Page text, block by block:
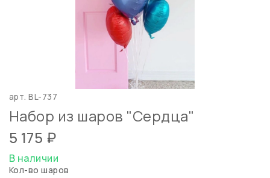
арт.BL-737
Набор из шаров "Сердца"
5 175 ₽
В наличии
Кол-во шаров